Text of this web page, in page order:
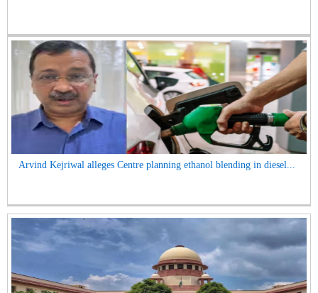
Arvind Kejriwal alleges Centre planning ethanol blending in diesel...